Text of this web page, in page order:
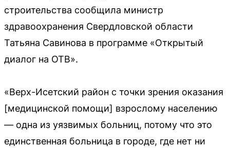
строительства сообщила министр
здравоохранения Свердловской области
Татьяна Савинова в программе «Открытый
диалог на ОТВ».
«Верх-Исетский район с точки зрения оказания
[медицинской помощи] взрослому населению
— одна из уязвимых больниц, потому что это
единственная больница в городе, где нет ни